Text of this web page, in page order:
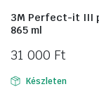
3M Perfect-it III
865 ml
31 000 Ft
Készleten